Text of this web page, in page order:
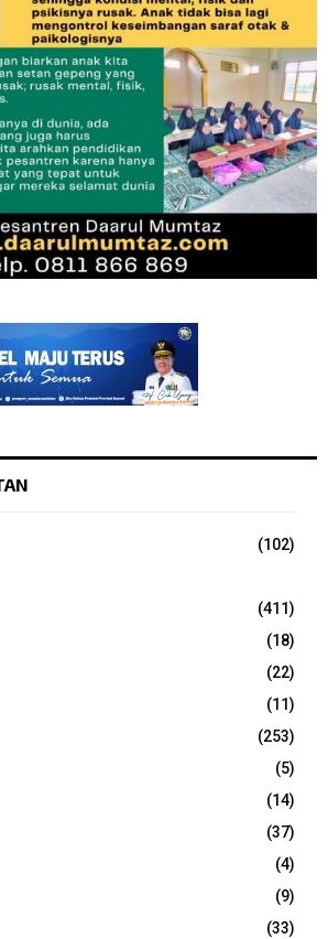
(102)
(411)
(18)
(22)
(11)
(253)
(5)
(14)
(37)
(4)
(9)
(33)